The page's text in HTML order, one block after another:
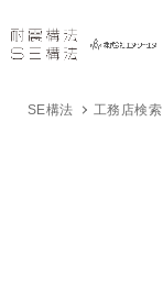
SE構法 工務店検索